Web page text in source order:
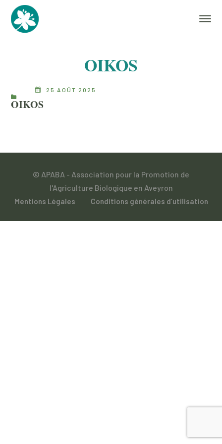
OIKOS
25 AOÛT 2025
OIKOS
© APABA - Association pour la Promotion de
l'Agriculture Biologique en Aveyron
Mentions Légales Conditions générales d’utilisation